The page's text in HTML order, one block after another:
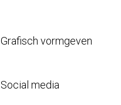
Grafisch vormgeven
Social media